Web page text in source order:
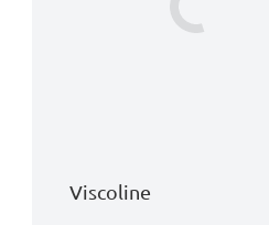
Viscoline